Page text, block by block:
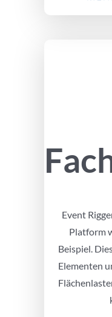
Event
Platform
Beispiel.
Elementen